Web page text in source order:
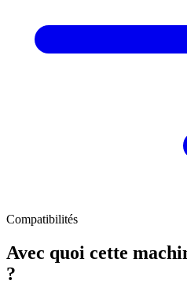
Compatibilités
Avec quoi cette
?